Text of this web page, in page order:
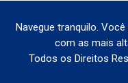
Navegue tranquilo.
com as mais
Todos os Direitos